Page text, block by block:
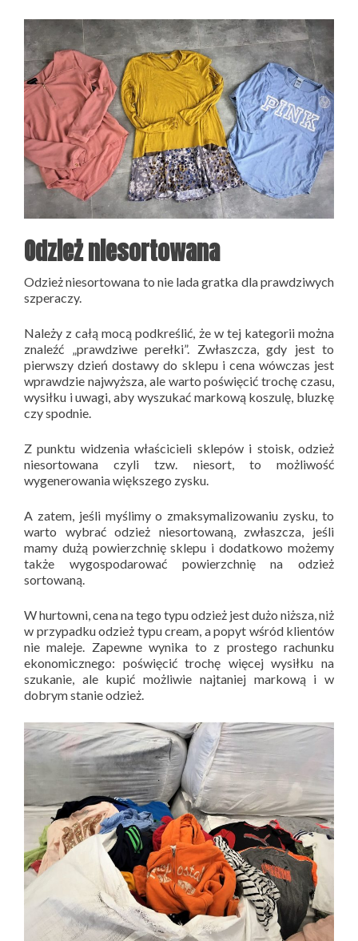
Odzież niesortowana
Odzież niesortowana to nie lada gratka dla prawdziwych
szperaczy.
Należy z całą mocą podkreślić, że w tej kategorii można
znaleźć „prawdziwe perełki”. Zwłaszcza, gdy jest to
pierwszy dzień dostawy do sklepu i cena wówczas jest
wprawdzie najwyższa, ale warto poświęcić trochę czasu,
wysiłku i uwagi, aby wyszukać markową koszulę, bluzkę
czy spodnie.
Z punktu widzenia właścicieli sklepów i stoisk, odzież
niesortowana czyli tzw. niesort, to możliwość
wygenerowania większego zysku.
A zatem, jeśli myślimy o zmaksymalizowaniu zysku, to
warto wybrać odzież niesortowaną, zwłaszcza, jeśli
mamy dużą powierzchnię sklepu i dodatkowo możemy
także wygospodarować powierzchnię na odzież
sortowaną.
W hurtowni, cena na tego typu odzież jest dużo niższa, niż
w przypadku odzież typu cream, a popyt wśród klientów
nie maleje. Zapewne wynika to z prostego rachunku
ekonomicznego: poświęcić trochę więcej wysiłku na
szukanie, ale kupić możliwie najtaniej markową i w
dobrym stanie odzież.